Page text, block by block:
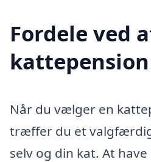
Fordele ved
Når du vælger en
træffer du et
selv og din kat. At